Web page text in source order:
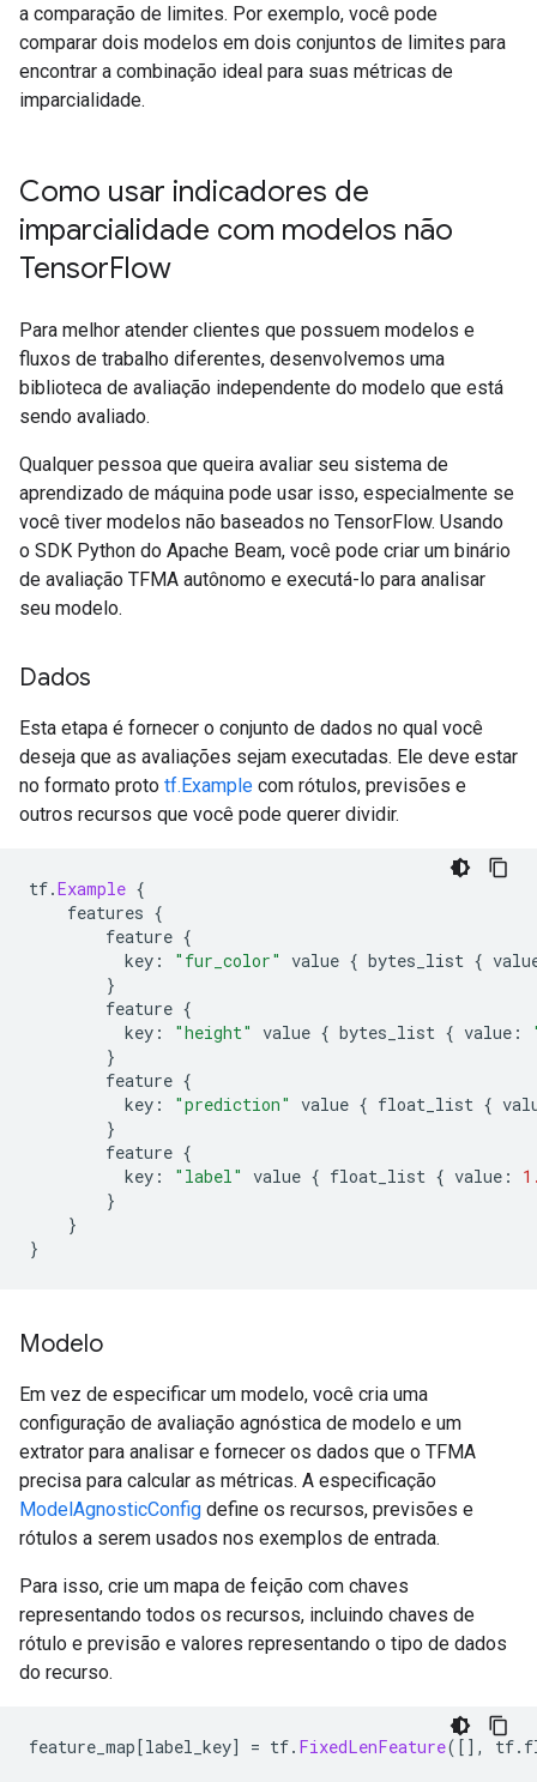
a comparação de limites. Por exemplo, você pode
comparar dois modelos em dois conjuntos de limites para
encontrar a combinação ideal para suas métricas de
imparcialidade.
Como usar indicadores de
imparcialidade com modelos não
TensorFlow
Para melhor atender clientes que possuem modelos e
fluxos de trabalho diferentes, desenvolvemos uma
biblioteca de avaliação independente do modelo que está
sendo avaliado.
Qualquer pessoa que queira avaliar seu sistema de
aprendizado de máquina pode usar isso, especialmente se
você tiver modelos não baseados no TensorFlow. Usando
o SDK Python do Apache Beam, você pode criar um binário
de avaliação TFMA autônomo e executá-lo para analisar
seu modelo.
Dados
Esta etapa é fornecer o conjunto de dados no qual você
deseja que as avaliações sejam executadas. Ele deve estar
no formato proto tf.Example com rótulos, previsões e
outros recursos que você pode querer dividir.
tf.Example {
features {
feature {
key : "fur_color" value { bytes_list {
}
feature {
key : "height" value { bytes_list { value :
}
feature {
key : "prediction" value { float_list {
}
feature {
key : "label" value { float_list { value :
}
}
}
Modelo
Em vez de especificar um modelo, você cria uma
configuração de avaliação agnóstica de modelo e um
extrator para analisar e fornecer os dados que o TFMA
precisa para calcular as métricas. A especificação
ModelAgnosticConfig define os recursos, previsões e
rótulos a serem usados ​​nos exemplos de entrada.
Para isso, crie um mapa de feição com chaves
representando todos os recursos, incluindo chaves de
rótulo e previsão e valores representando o tipo de dados
do recurso.
feature_map[label_key] = tf. FixedLenFeature([], tf.